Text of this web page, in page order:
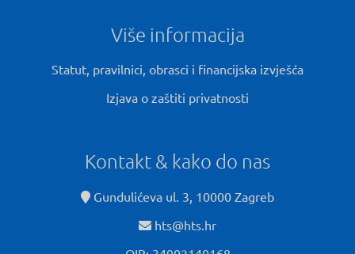
Više informacija
Statut, pravilnici, obrasci i financijska izvješća
Izjava o zaštiti privatnosti
Kontakt & kako do nas
Gundulićeva ul. 3, 10000 Zagreb
hts@hts.hr